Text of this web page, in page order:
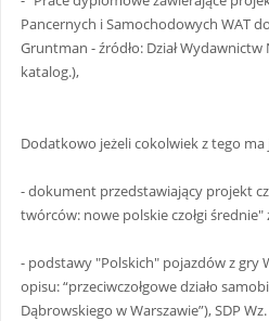
Pancernych i Samochodowych WAT
Gruntman - źródło: Dział
katalog.),
Dodatkowo jeżeli cokolwiek z tego
- dokument przedstawiający projekt
twórców: nowe polskie czołgi średnie"
- podstawy "Polskich" pojazdów z gry
opisu: “przeciwczołgowe działo
Dąbrowskiego w Warszawie”), SDP